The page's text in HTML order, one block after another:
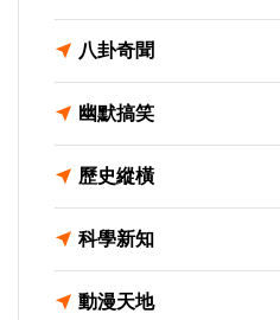
八卦奇聞
幽默搞笑
歷史縱橫
科學新知
動漫天地